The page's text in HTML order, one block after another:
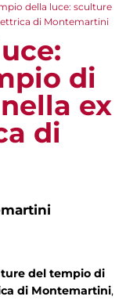
della luce: sculture
di Montemartini
di
ex
di
del tempio di
di Montemartini,